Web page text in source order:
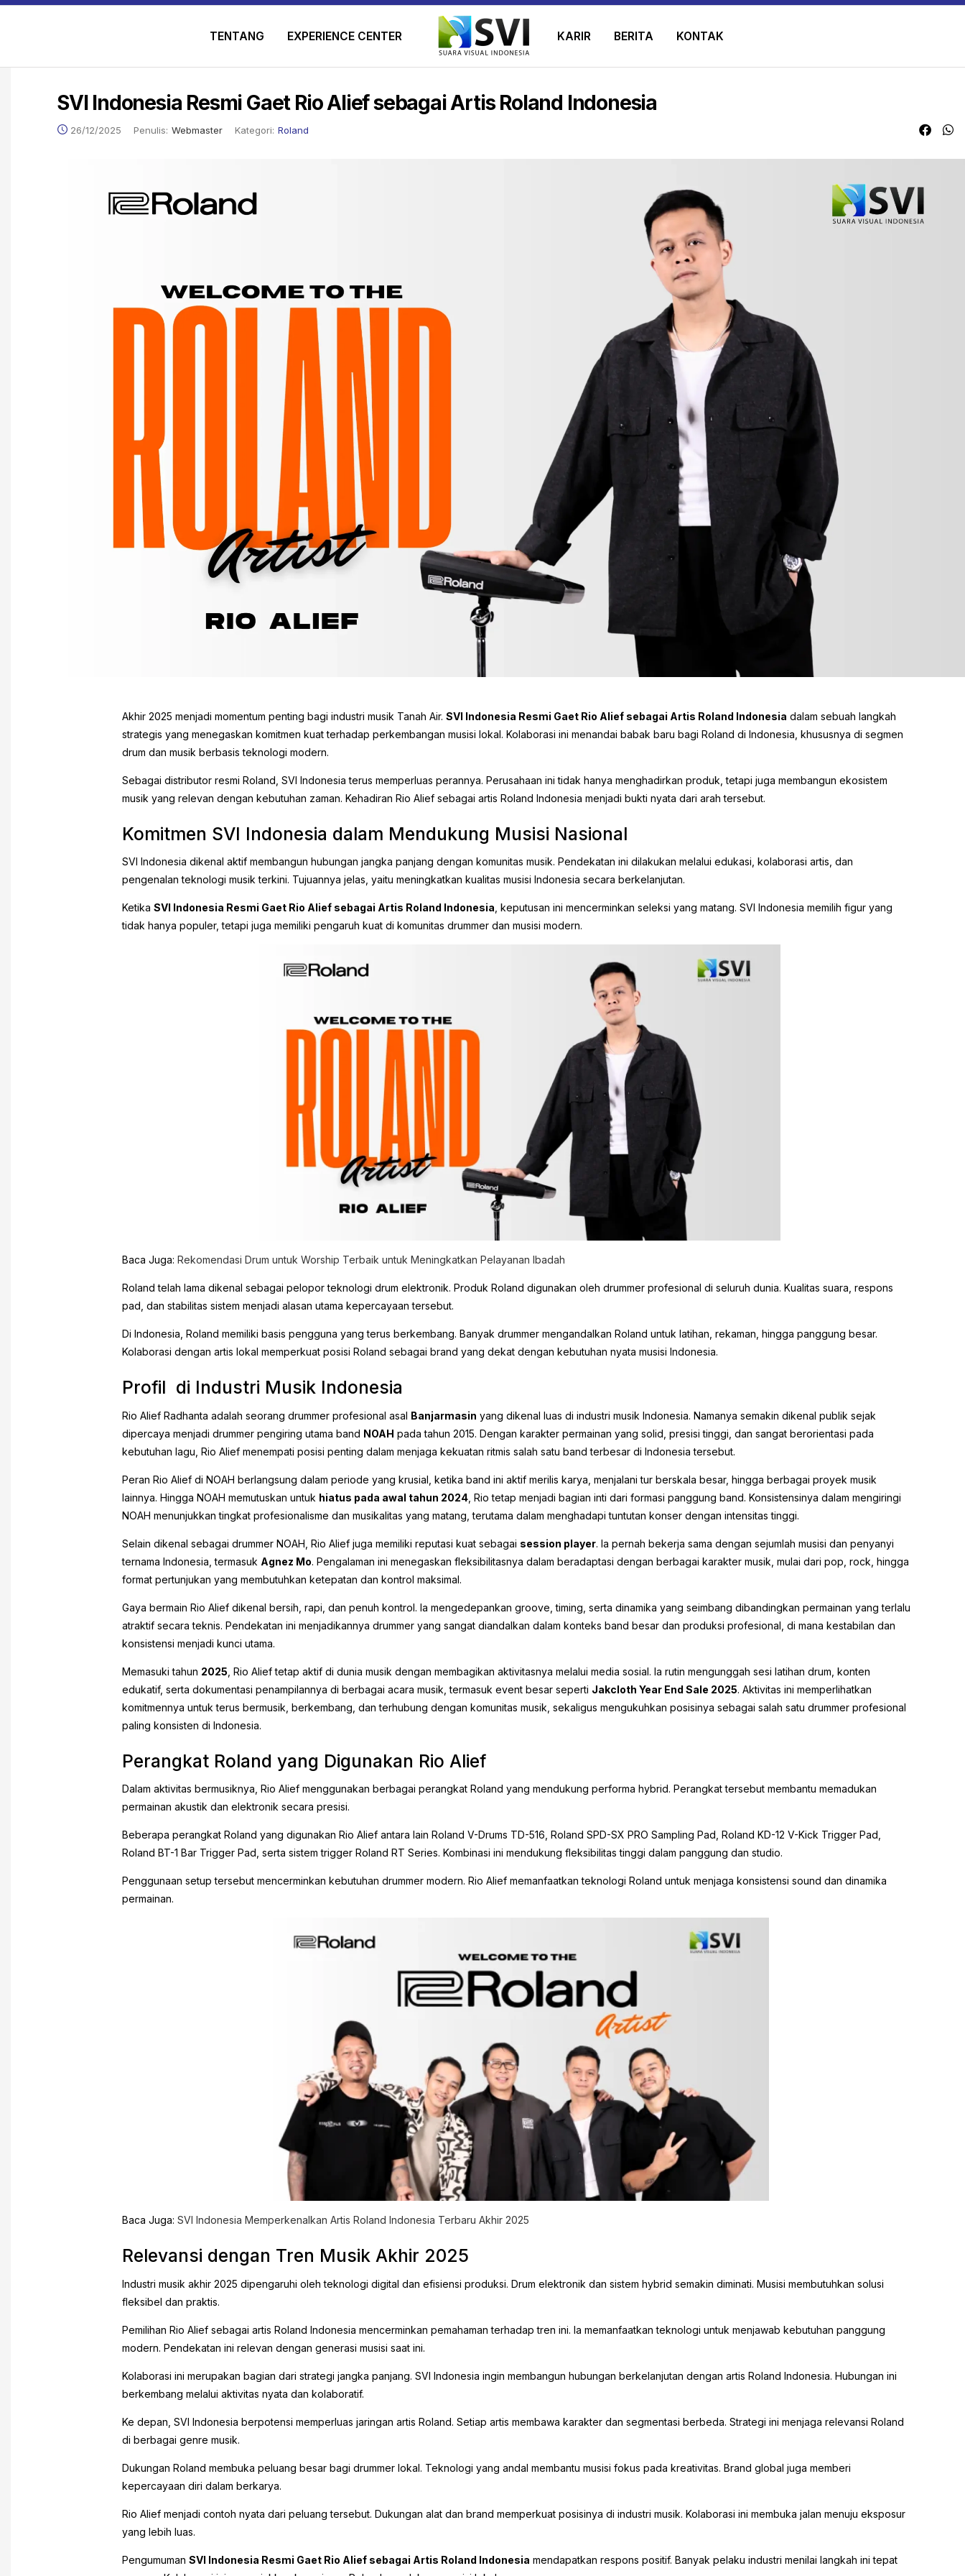
TENTANG EXPERIENCE CENTER KARIR BERITA KONTAK
SVI Indonesia Resmi Gaet Rio Alief sebagai Artis Roland Indonesia
26/12/2025 Penulis: Webmaster Kategori: Roland
Akhir 2025 menjadi momentum penting bagi industri musik Tanah Air. SVI Indonesia Resmi Gaet Rio Alief sebagai Artis Roland Indonesia dalam sebuah langkah
strategis yang menegaskan komitmen kuat terhadap perkembangan musisi lokal. Kolaborasi ini menandai babak baru bagi Roland di Indonesia, khususnya di segmen
drum dan musik berbasis teknologi modern.
Sebagai distributor resmi Roland, SVI Indonesia terus memperluas perannya. Perusahaan ini tidak hanya menghadirkan produk, tetapi juga membangun ekosistem
musik yang relevan dengan kebutuhan zaman. Kehadiran Rio Alief sebagai artis Roland Indonesia menjadi bukti nyata dari arah tersebut.
Komitmen SVI Indonesia dalam Mendukung Musisi Nasional
SVI Indonesia dikenal aktif membangun hubungan jangka panjang dengan komunitas musik. Pendekatan ini dilakukan melalui edukasi, kolaborasi artis, dan
pengenalan teknologi musik terkini. Tujuannya jelas, yaitu meningkatkan kualitas musisi Indonesia secara berkelanjutan.
Ketika SVI Indonesia Resmi Gaet Rio Alief sebagai Artis Roland Indonesia , keputusan ini mencerminkan seleksi yang matang. SVI Indonesia memilih figur yang
tidak hanya populer, tetapi juga memiliki pengaruh kuat di komunitas drummer dan musisi modern.
Baca Juga: Rekomendasi Drum untuk Worship Terbaik untuk Meningkatkan Pelayanan Ibadah
Roland telah lama dikenal sebagai pelopor teknologi drum elektronik. Produk Roland digunakan oleh drummer profesional di seluruh dunia. Kualitas suara, respons
pad, dan stabilitas sistem menjadi alasan utama kepercayaan tersebut.
Di Indonesia, Roland memiliki basis pengguna yang terus berkembang. Banyak drummer mengandalkan Roland untuk latihan, rekaman, hingga panggung besar.
Kolaborasi dengan artis lokal memperkuat posisi Roland sebagai brand yang dekat dengan kebutuhan nyata musisi Indonesia.
Profil di Industri Musik Indonesia
Rio Alief Radhanta adalah seorang drummer profesional asal Banjarmasin yang dikenal luas di industri musik Indonesia. Namanya semakin dikenal publik sejak
dipercaya menjadi drummer pengiring utama band NOAH pada tahun 2015. Dengan karakter permainan yang solid, presisi tinggi, dan sangat berorientasi pada
kebutuhan lagu, Rio Alief menempati posisi penting dalam menjaga kekuatan ritmis salah satu band terbesar di Indonesia tersebut.
Peran Rio Alief di NOAH berlangsung dalam periode yang krusial, ketika band ini aktif merilis karya, menjalani tur berskala besar, hingga berbagai proyek musik
lainnya. Hingga NOAH memutuskan untuk hiatus pada awal tahun 2024 , Rio tetap menjadi bagian inti dari formasi panggung band. Konsistensinya dalam mengiringi
NOAH menunjukkan tingkat profesionalisme dan musikalitas yang matang, terutama dalam menghadapi tuntutan konser dengan intensitas tinggi.
Selain dikenal sebagai drummer NOAH, Rio Alief juga memiliki reputasi kuat sebagai session player. Ia pernah bekerja sama dengan sejumlah musisi dan penyanyi
ternama Indonesia, termasuk Agnez Mo. Pengalaman ini menegaskan fleksibilitasnya dalam beradaptasi dengan berbagai karakter musik, mulai dari pop, rock, hingga
format pertunjukan yang membutuhkan ketepatan dan kontrol maksimal.
Gaya bermain Rio Alief dikenal bersih, rapi, dan penuh kontrol. Ia mengedepankan groove, timing, serta dinamika yang seimbang dibandingkan permainan yang terlalu
atraktif secara teknis. Pendekatan ini menjadikannya drummer yang sangat diandalkan dalam konteks band besar dan produksi profesional, di mana kestabilan dan
konsistensi menjadi kunci utama.
Memasuki tahun 2025 , Rio Alief tetap aktif di dunia musik dengan membagikan aktivitasnya melalui media sosial. Ia rutin mengunggah sesi latihan drum, konten
edukatif, serta dokumentasi penampilannya di berbagai acara musik, termasuk event besar seperti Jakcloth Year End Sale 2025. Aktivitas ini memperlihatkan
komitmennya untuk terus bermusik, berkembang, dan terhubung dengan komunitas musik, sekaligus mengukuhkan posisinya sebagai salah satu drummer profesional
paling konsisten di Indonesia.
Perangkat Roland yang Digunakan Rio Alief
Dalam aktivitas bermusiknya, Rio Alief menggunakan berbagai perangkat Roland yang mendukung performa hybrid. Perangkat tersebut membantu memadukan
permainan akustik dan elektronik secara presisi.
Beberapa perangkat Roland yang digunakan Rio Alief antara lain Roland V-Drums TD-516, Roland SPD-SX PRO Sampling Pad, Roland KD-12 V-Kick Trigger Pad,
Roland BT-1 Bar Trigger Pad, serta sistem trigger Roland RT Series. Kombinasi ini mendukung fleksibilitas tinggi dalam panggung dan studio.
Penggunaan setup tersebut mencerminkan kebutuhan drummer modern. Rio Alief memanfaatkan teknologi Roland untuk menjaga konsistensi sound dan dinamika
permainan.
Baca Juga: SVI Indonesia Memperkenalkan Artis Roland Indonesia Terbaru Akhir 2025
Relevansi dengan Tren Musik Akhir 2025
Industri musik akhir 2025 dipengaruhi oleh teknologi digital dan efisiensi produksi. Drum elektronik dan sistem hybrid semakin diminati. Musisi membutuhkan solusi
fleksibel dan praktis.
Pemilihan Rio Alief sebagai artis Roland Indonesia mencerminkan pemahaman terhadap tren ini. Ia memanfaatkan teknologi untuk menjawab kebutuhan panggung
modern. Pendekatan ini relevan dengan generasi musisi saat ini.
Kolaborasi ini merupakan bagian dari strategi jangka panjang. SVI Indonesia ingin membangun hubungan berkelanjutan dengan artis Roland Indonesia. Hubungan ini
berkembang melalui aktivitas nyata dan kolaboratif.
Ke depan, SVI Indonesia berpotensi memperluas jaringan artis Roland. Setiap artis membawa karakter dan segmentasi berbeda. Strategi ini menjaga relevansi Roland
di berbagai genre musik.
Dukungan Roland membuka peluang besar bagi drummer lokal. Teknologi yang andal membantu musisi fokus pada kreativitas. Brand global juga memberi
kepercayaan diri dalam berkarya.
Rio Alief menjadi contoh nyata dari peluang tersebut. Dukungan alat dan brand memperkuat posisinya di industri musik. Kolaborasi ini membuka jalan menuju eksposur
yang lebih luas.
Pengumuman SVI Indonesia Resmi Gaet Rio Alief sebagai Artis Roland Indonesia mendapatkan respons positif. Banyak pelaku industri menilai langkah ini tepat